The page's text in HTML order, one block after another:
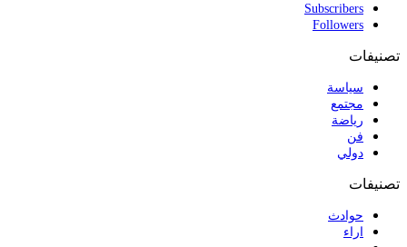
Subscribers
Followers
تصنيفات
سياسة
مجتمع
رياضة
فن
دولي
تصنيفات
حوادث
اراء